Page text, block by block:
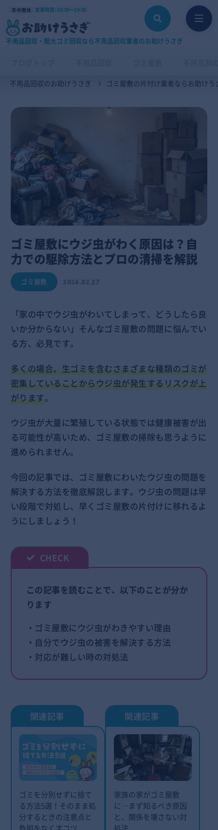
年中無休 営業時間: 08:00〜24:00
不用品回収・粗大ゴミ回収なら不用品回収業者のお助けうさぎ
不用品回収のお助けうさぎ ゴミ屋敷の片付け業者ならお助けう
ゴミ屋敷にウジ虫がわく原因は？自
力での駆除方法とプロの清掃を解説
ゴミ屋敷
「家の中でウジ虫がわいてしまって、どうしたら良
いか分からない」そんなゴミ屋敷の問題に悩んでい
る方、必見です。
多くの場合、生ゴミを含むさまざまな種類のゴミが
密集していることからウジ虫が発生するリスクが上
がります。
ウジ虫が大量に繁殖している状態では健康被害が出
る可能性が高いため、ゴミ屋敷の掃除も思うように
進められません。
今回の記事では、ゴミ屋敷にわいたウジ虫の問題を
解決する方法を徹底解説します。ウジ虫の問題は早
い段階で対処し、早くゴミ屋敷の片付けに移れるよ
うにしましょう！
この記事を読むことで、以下のことが分か
ります
・ゴミ屋敷にウジ虫がわきやすい理由
・自分でウジ虫の被害を解決する方法
・対応が難しい時の対処法
ゴミを分別せずに捨て
る方法5選！そのまま処
分するときの注意点と
負担をなくすコツ
家族の家がゴミ屋敷
に…まず知るべき原因
と、関係を壊さない対
処法